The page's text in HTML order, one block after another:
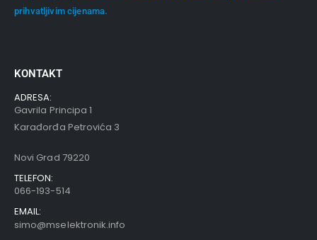
prihvatljivim cijenama.
KONTAKT
ADRESA:
Gavrila Principa 1
Karađorđa Petrovića 3
Novi Grad 79220
TELEFON:
066-193-514
EMAIL:
simo@mselektronik.info